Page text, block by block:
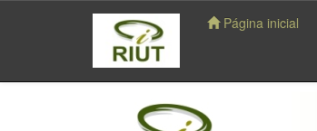
navigation
Página inicial